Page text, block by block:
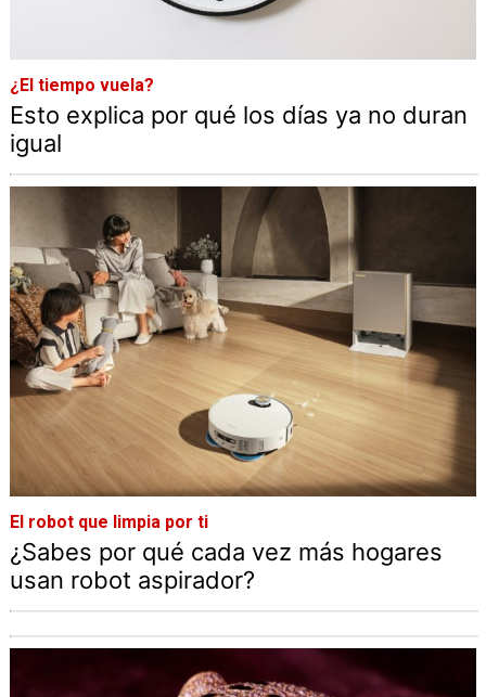
¿El tiempo vuela?
Esto explica por qué los días ya no duran
igual
El robot que limpia por ti
¿Sabes por qué cada vez más hogares
usan robot aspirador?